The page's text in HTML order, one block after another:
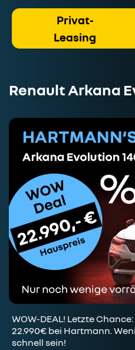
Privat-
Leasing
Renault Arkana
WOW-DEAL! Letzte
22.990€ bei Hartmann.
schnell sein!